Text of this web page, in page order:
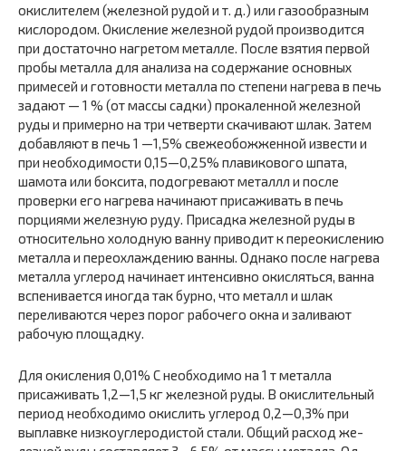
окислителем (железной рудой и т. д.) или газообразным
кислородом. Окисление железной рудой производится
при достаточно нагретом металле. После взятия первой
пробы металла для анализа на содержание основных
примесей и готовности металла по степени нагрева в печь
задают — 1 % (от массы садки) прокаленной железной
руды и примерно на три четверти скачивают шлак. За­тем
добавляют в печь 1 —1,5% свежеобожженной изве­сти и
при необходимости 0,15—0,25% плавикового шпа­та,
шамота или боксита, подогревают металлл и после
проверки его нагрева начинают присаживать в печь
порциями железную руду. Присадка железной руды в
отно­сительно холодную ванну приводит к переокислению
ме­талла и переохлаждению ванны. Однако после нагрева
металла углерод начинает интенсивно окисляться, ванна
вспенивается иногда так бурно, что металл и шлак
переливаются через порог рабочего окна и заливают
рабочую площадку.
Для окисления 0,01% С необходимо на 1 т металла
присаживать 1,2—1,5 кг железной руды. В окислитель­ный
период необходимо окислить углерод 0,2—0,3% при
выплавке низкоуглеродистой стали. Общий расход же­